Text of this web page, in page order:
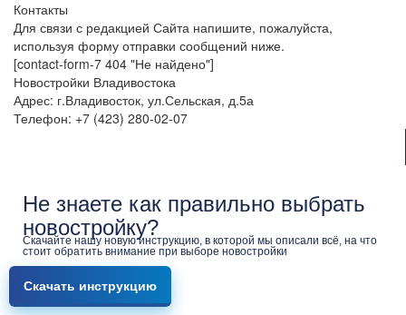
Контакты
Для связи с редакцией Сайта напишите, пожалуйста,
используя форму отправки сообщений ниже.
[contact-form-7 404 "Не найдено"]
Новостройки Владивостока
Адрес: г.Владивосток, ул.Сельская, д.5а
Телефон: +7 (423) 280-02-07
Не знаете как правильно выбрать
новостройку?
Скачайте нашу новую инструкцию, в которой мы описали всё, на что
стоит обратить внимание при выборе новостройки
Скачать инструкцию